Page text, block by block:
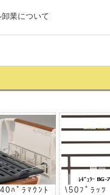
卸業について
ﾊﾟﾗﾏｳﾝﾄ
\50ﾌﾟ